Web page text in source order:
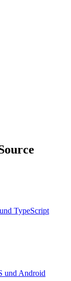
TypeScript
und Android